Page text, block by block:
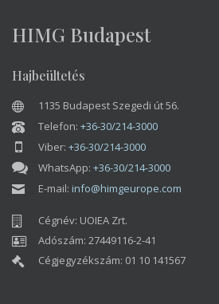
HIMG Budapest
Hajbeültetés
1135 Budapest Szegedi út 56.
Telefon: +36-30/214-3000
Viber: +36-30/214-3000
WhatsApp: +36-30/214-3000
E-mail: info@himgeurope.com
Cégnév: UOIEA Zrt.
Adószám: 27449116-2-41
Cégjegyzékszám: 01 10 141567